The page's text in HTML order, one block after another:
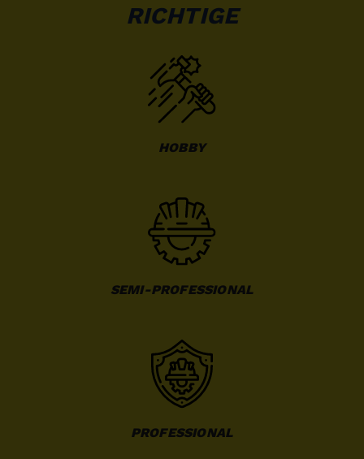
RICHTIGE
HOBBY
SEMI-PROFESSIONAL
PROFESSIONAL